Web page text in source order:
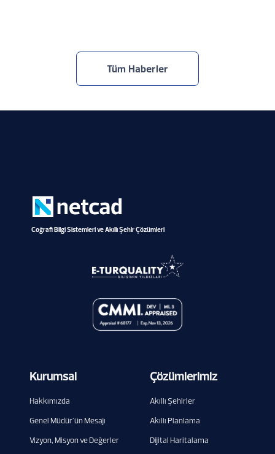
Tüm Haberler
Coğrafi Bilgi Sistemleri ve Akıllı Şehir Çözümleri
Kurumsal
Hakkımızda
Genel Müdür'ün Mesajı
Vizyon, Misyon ve Değerler
Çözümlerimiz
Akıllı Şehirler
Akıllı Planlama
Dijital Haritalama